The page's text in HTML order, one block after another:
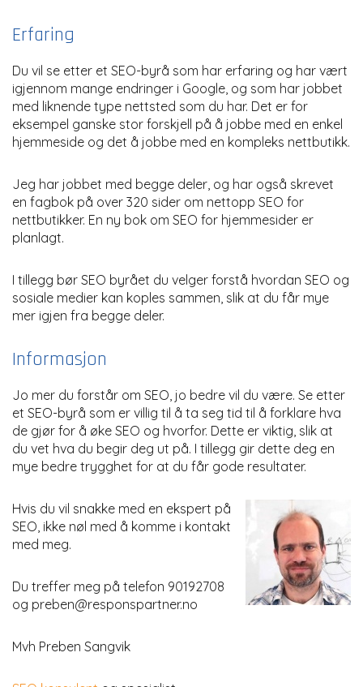
Erfaring
Du vil se etter et SEO-byrå som har erfaring og har vært
igjennom mange endringer i Google, og som har jobbet
med liknende type nettsted som du har. Det er for
eksempel ganske stor forskjell på å jobbe med en enkel
hjemmeside og det å jobbe med en kompleks nettbutikk.
Jeg har jobbet med begge deler, og har også skrevet
en fagbok på over 320 sider om nettopp SEO for
nettbutikker. En ny bok om SEO for hjemmesider er
planlagt.
I tillegg bør SEO byrået du velger forstå hvordan SEO og
sosiale medier kan koples sammen, slik at du får mye
mer igjen fra begge deler.
Informasjon
Jo mer du forstår om SEO, jo bedre vil du være. Se etter
et SEO-byrå som er villig til å ta seg tid til å forklare hva
de gjør for å øke SEO og hvorfor. Dette er viktig, slik at
du vet hva du begir deg ut på. I tillegg gir dette deg en
mye bedre trygghet for at du får gode resultater.
Hvis du vil snakke med en ekspert på
SEO, ikke nøl med å komme i kontakt
med meg.
Du treffer meg på telefon 90192708
og preben@responspartner.no
Mvh Preben Sangvik